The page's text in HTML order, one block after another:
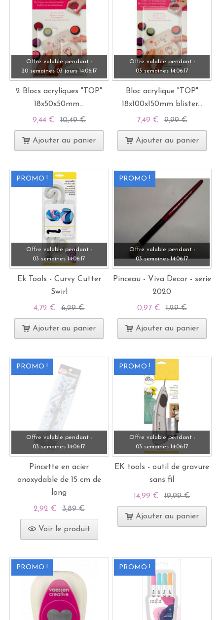
Offre valable pendant :
20 semaines 03 jours 14:06:15
2 Blocs acryliques "TOP"
18x50x50mm...
9,44 € 10,49 €
Ajouter au panier
Offre valable pendant :
03 semaines 14:06:15
Bloc acrylique "TOP"
18x100x150mm blister...
7,49 € 9,99 €
Ajouter au panier
PROMO !
Offre valable pendant :
03 semaines 14:06:15
Ek Tools - Curvy Cutter
Swirl
4,72 € 6,29 €
Ajouter au panier
PROMO !
Offre valable pendant :
03 semaines 14:06:15
Pinceau - Viva Decor - serie
2020
0,97 € 1,29 €
Ajouter au panier
PROMO !
Offre valable pendant :
03 semaines 14:06:15
Pincette en acier
onoxydable de 15 cm de
long
2,92 € 3,89 €
Voir le produit
PROMO !
Offre valable pendant :
03 semaines 14:06:15
EK tools - outil de gravure
sans fil
14,99 € 19,99 €
Ajouter au panier
PROMO ! PROMO !